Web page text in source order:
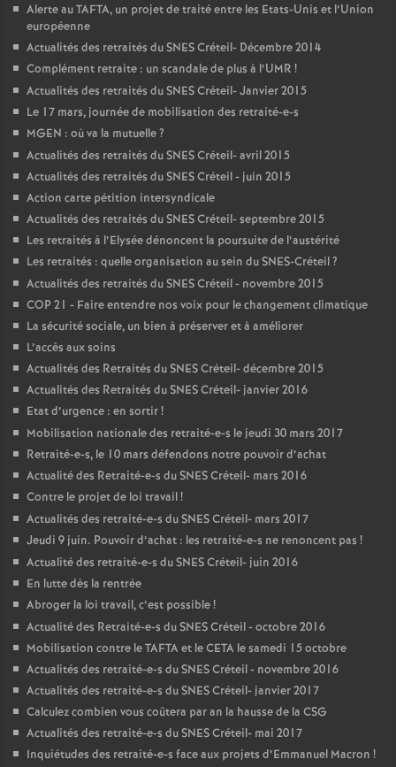
Alerte auTAFTA, un projet de traité entre les Etats-Unis et l’Union
européenne
Actualités des retraités duSNESCréteil- Décembre 2014
Complément retraite : un scandale de plus à l’UMR !
Actualités des retraités duSNESCréteil- Janvier 2015
Le 17 mars, journée de mobilisation des retraité-e-s
MGEN : où va la mutuelle?
Actualités des retraités duSNESCréteil- avril 2015
Actualités des retraités duSNESCréteil - juin 2015
Action carte pétition intersyndicale
Actualités des retraités duSNESCréteil- septembre 2015
Les retraités à l’Elysée dénoncent la poursuite de l’austérité
Les retraités : quelle organisation au sein duSNES-Créteil?
Actualités des retraités duSNESCréteil - novembre 2015
COP21 - Faire entendre nos voix pour le changement climatique
La sécurité sociale, un bien à préserver et à améliorer
L’accès aux soins
Actualités des Retraités duSNESCréteil- décembre 2015
Actualités des Retraités duSNESCréteil- janvier 2016
Etat d’urgence : en sortir!
Mobilisation nationale des retraité-e-s le jeudi 30 mars 2017
Retraité-e-s, le 10 mars défendons notre pouvoir d’achat
Actualité des Retraité-e-s duSNESCréteil- mars 2016
Contre le projet de loi travail!
Actualités des retraité-e-s duSNESCréteil- mars 2017
Jeudi 9 juin. Pouvoir d’achat : les retraité-e-s ne renoncent pas !
Actualité des retraité-e-s duSNESCréteil- juin 2016
En lutte dès la rentrée
Abroger la loi travail, c’est possible!
Actualité des Retraité-e-s duSNESCréteil - octobre 2016
Mobilisation contre leTAFTAet leCETA le samedi 15 octobre
Actualités des retraité-e-s duSNESCréteil - novembre 2016
Actualités des retraité-e-s duSNESCréteil- janvier 2017
Calculez combien vous coûtera par an la hausse de la CSG
Actualités des retraité-e-s duSNESCréteil- mai 2017
Inquiétudes des retraité-e-s face aux projets d’Emmanuel Macron !